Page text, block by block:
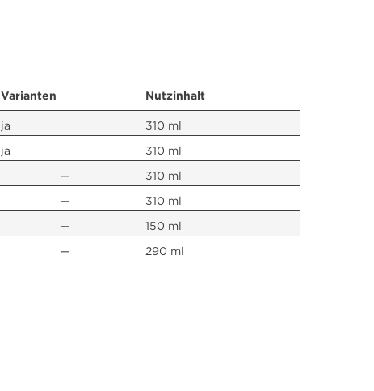
Varianten Nutzinhalt
ja
310 ml
ja
310 ml
—
310 ml
—
310 ml
—
150 ml
— 290 ml